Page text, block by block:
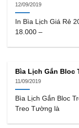
12/09/2019
In Bìa Lịch Giá Rẻ
18.000 –
Bìa Lịch Gắn Bloc
11/09/2019
Bìa Lịch Gắn Bloc
Treo Tường là